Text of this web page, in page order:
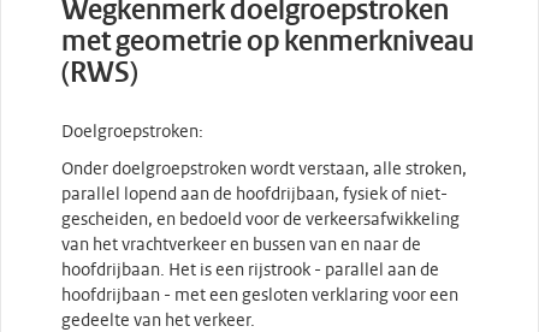
Wegkenmerk doelgroepstroken
met geometrie op kenmerkniveau
(RWS)
Doelgroepstroken:
Onder doelgroepstroken wordt verstaan, alle stroken,
parallel lopend aan de hoofdrijbaan, fysiek of niet-
gescheiden, en bedoeld voor de verkeersafwikkeling
van het vrachtverkeer en bussen van en naar de
hoofdrijbaan. Het is een rijstrook - parallel aan de
hoofdrijbaan - met een gesloten verklaring voor een
gedeelte van het verkeer.